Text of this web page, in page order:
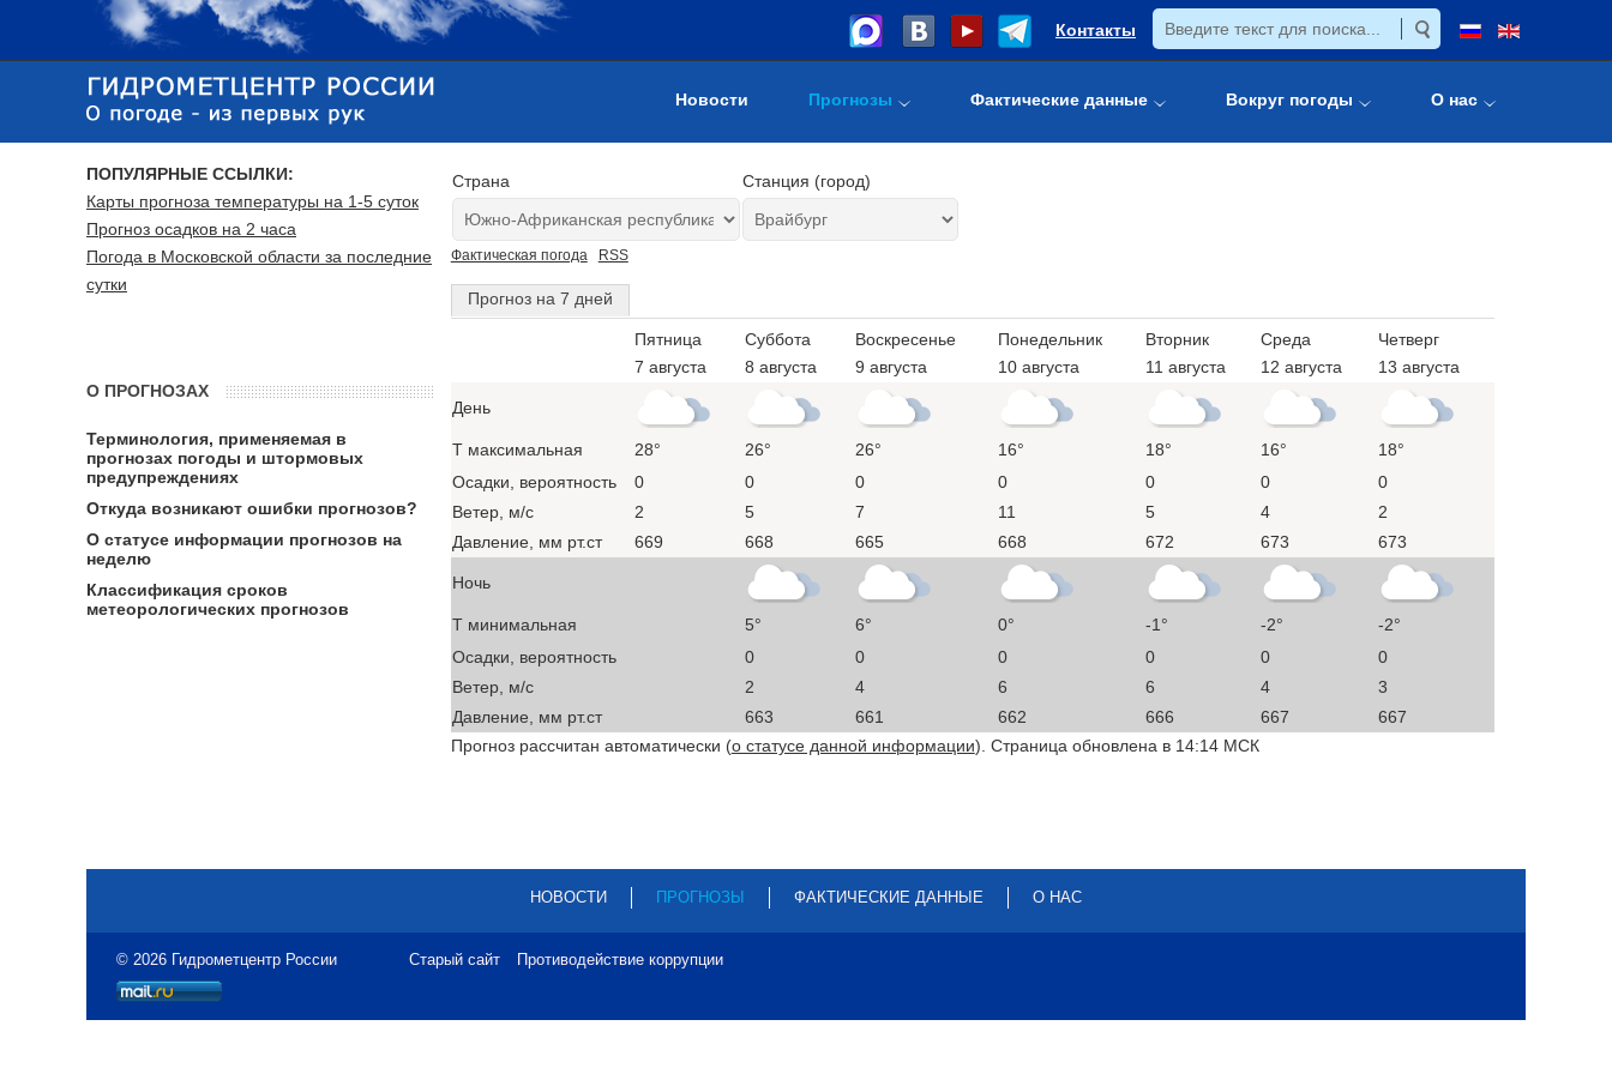
Контакты
Новости Прогнозы Фактические данные Вокруг погоды О нас
Страна Станция (город)
Фактическая погода RSS
Прогноз на 7 дней
Пятница
7 августа
Суббота
8 августа
Воскресенье
9 августа
Понедельник
10 августа
Вторник
11 августа
Среда
12 августа
Четверг
13 августа
День
T максимальная 28° 26° 26° 16° 18° 16°
18°
Осадки, вероятность
0 0 0 0 0 0
0
Ветер, м/с
2 5 7 11 5 4
2
Давление, мм рт.ст
669 668 665 668 672 673 673
Ночь
T минимальная 5° 6° 0° -1° -2°
-2°
Осадки, вероятность
0 0 0 0 0
0
Ветер, м/с
2 4 6 6 4
3
Давление, мм рт.ст
663 661 662 666 667
667
Прогноз рассчитан автоматически (о статусе данной информации). Страница обновлена в 14:14 МСК
ПОПУЛЯРНЫЕ ССЫЛКИ:
Карты прогноза температуры на 1-5 суток
Прогноз осадков на 2 часа
Погода в Московской области за последние
сутки
О ПРОГНОЗАХ
Терминология, применяемая в
прогнозах погоды и штормовых
предупреждениях
Откуда возникают ошибки прогнозов?
О статусе информации прогнозов на
неделю
Классификация сроков
метеорологических прогнозов
НОВОСТИ ПРОГНОЗЫ ФАКТИЧЕСКИЕ ДАННЫЕ О НАС
© 2026 Гидрометцентр России Старый сайт Противодействие коррупции